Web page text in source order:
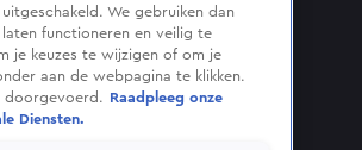
We gebruiken dan
functioneren en veilig te
je keuzes te wijzigen of om je
aan de webpagina te klikken.
doorgevoerd.
Raadpleeg onze
Diensten.